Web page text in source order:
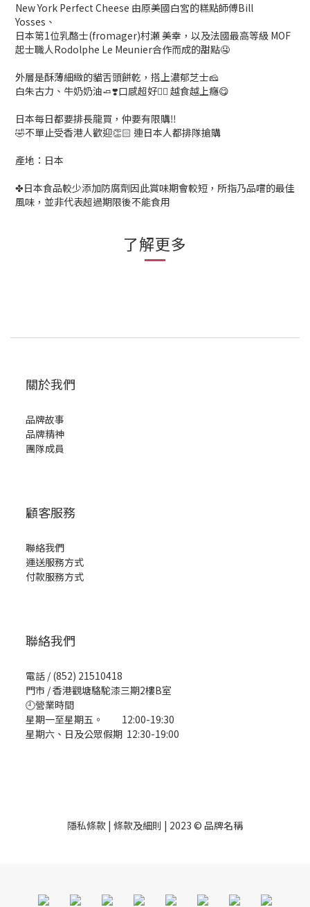
New York Perfect Cheese 由原美國白宮的糕點師傅Bill
Yosses、
日本第1位乳酪士(fromager)村瀬 美幸，以及法國最高等級 MOF
起士職人Rodolphe Le Meunier合作而成的甜點🤤
外層是酥薄細緻的貓舌頭餅乾，搭上濃郁芝士🧀
白朱古力、牛奶奶油🧈❣️口感超好👍🏻 越食越上癮😋
日本每日都要排長龍買，仲要有限購‼️
🤣不單止受香港人歡迎👏🏻 連日本人都排隊搶購
產地：日本
✤日本食品較少添加防腐劑因此賞味期會較短，所指乃品嚐的最佳
風味，並非代表超過期限後不能食用
了解更多
關於我們
品牌故事
品牌精神
團隊成員
顧客服務
聯絡我們
運送服務方式
付款服務方式
聯絡我們
電話 / (852) 21510418
門市 / 香港觀塘駱駝漆三期2樓B室
🕘營業時間
星期一至星期五。 12:00-19:30
星期六、日及公眾假期 12:30-19:00
隱私條款 | 條款及細則 | 2023 © 品牌名稱